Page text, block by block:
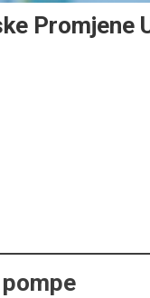
Promjene